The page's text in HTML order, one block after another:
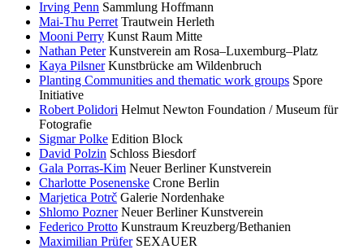
Irving Penn Sammlung Hoffmann
Mai-Thu Perret Trautwein Herleth
Mooni Perry Kunst Raum Mitte
Nathan Peter Kunstverein am Rosa–Luxemburg–Platz
Kaya Pilsner Kunstbrücke am Wildenbruch
Planting Communities and thematic work groups Spore
Initiative
Robert Polidori Helmut Newton Foundation / Museum für
Fotografie
Sigmar Polke Edition Block
David Polzin Schloss Biesdorf
Gala Porras-Kim Neuer Berliner Kunstverein
Charlotte Posenenske Crone Berlin
Marjetica Potrč Galerie Nordenhake
Shlomo Pozner Neuer Berliner Kunstverein
Federico Protto Kunstraum Kreuzberg/Bethanien
Maximilian Prüfer SEXAUER